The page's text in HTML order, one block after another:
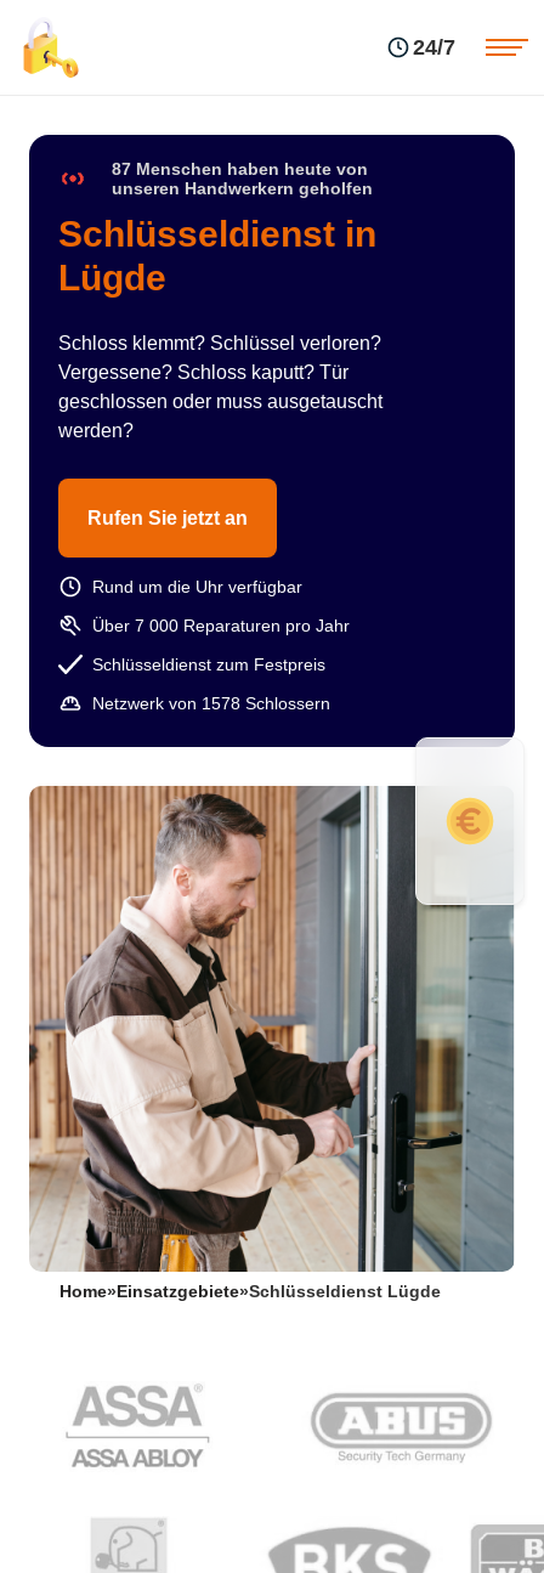
24/7
87 Menschen haben heute von
unseren Handwerkern geholfen
Schlüsseldienst in
Lügde
Schloss klemmt? Schlüssel verloren?
Vergessene? Schloss kaputt? Tür
geschlossen oder muss ausgetauscht
werden?
Rufen Sie jetzt an
Rund um die Uhr verfügbar
Über 7 000 Reparaturen pro Jahr
Schlüsseldienst zum Festpreis
Netzwerk von 1578 Schlossern
Home» Einsatzgebiete»Schlüsseldienst Lügde